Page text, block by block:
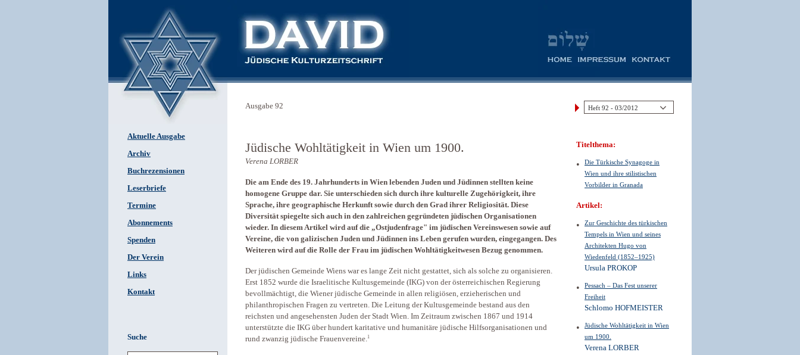
Aktuelle Ausgabe
Archiv
Buchrezensionen
Leserbriefe
Termine
Abonnements
Spenden
Der Verein
Links
Kontakt
Suche
Ausgabe 92
Jüdische Wohltätigkeit in Wien um 1900.
Verena LORBER
Die am Ende des 19. Jahrhunderts in Wien lebenden Juden und Jüdinnen stellten keine
homogene Gruppe dar. Sie unterschieden sich durch ihre kulturelle Zugehörigkeit, ihre
Sprache, ihre geographische Herkunft sowie durch den Grad ihrer Religiosität. Diese
Diversität spiegelte sich auch in den zahlreichen gegründeten jüdischen Organisationen
wieder. In diesem Artikel wird auf die „Ostjudenfrage" im jüdischen Vereinswesen sowie auf
Vereine, die von galizischen Juden und Jüdinnen ins Leben gerufen wurden, eingegangen. Des
Weiteren wird auf die Rolle der Frau im jüdischen Wohltätigkeitwesen Bezug genommen.
Der jüdischen Gemeinde Wiens war es lange Zeit nicht gestattet, sich als solche zu organisieren.
Erst 1852 wurde die Israelitische Kultusgemeinde (IKG) von der österreichischen Regierung
bevollmächtigt, die Wiener jüdische Gemeinde in allen religiösen, erzieherischen und
philanthropischen Fragen zu vertreten. Die Leitung der Kultusgemeinde bestand aus den
reichsten und angesehensten Juden der Stadt Wien. Im Zeitraum zwischen 1867 und 1914
unterstützte die IKG über hundert karitative und humanitäre jüdische Hilfsorganisationen und
rund zwanzig jüdische Frauenvereine.1
Titelthema:
Die Türkische Synagoge in
Wien und ihre stilistischen
Vorbilder in Granada
Artikel:
Zur Geschichte des türkischen
Tempels in Wien und seines
Architekten Hugo von
Wiedenfeld (1852–1925)
Ursula PROKOP
Pessach – Das Fest unserer
Freiheit
Schlomo HOFMEISTER
Jüdische Wohltätigkeit in Wien
um 1900.
Verena LORBER